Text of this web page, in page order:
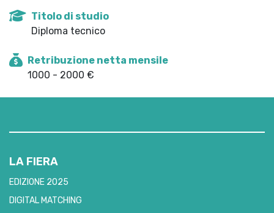
Titolo di studio
Diploma tecnico
Retribuzione netta mensile
1000 - 2000 €
LA FIERA
EDIZIONE 2025
DIGITAL MATCHING